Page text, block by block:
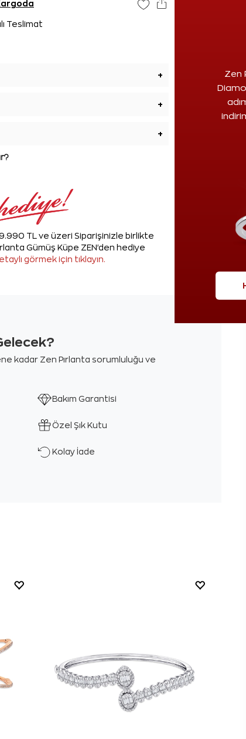
Zen
Teslimat
+
+
+
TL ve üzeri Siparişinizle birlikte
Gümüş Küpe ZEN'den hediye
görmek için tıklayın.
kadar Zen Pırlanta sorumluluğu ve
Bakım Garantisi
Özel Şık Kutu
Kolay İade